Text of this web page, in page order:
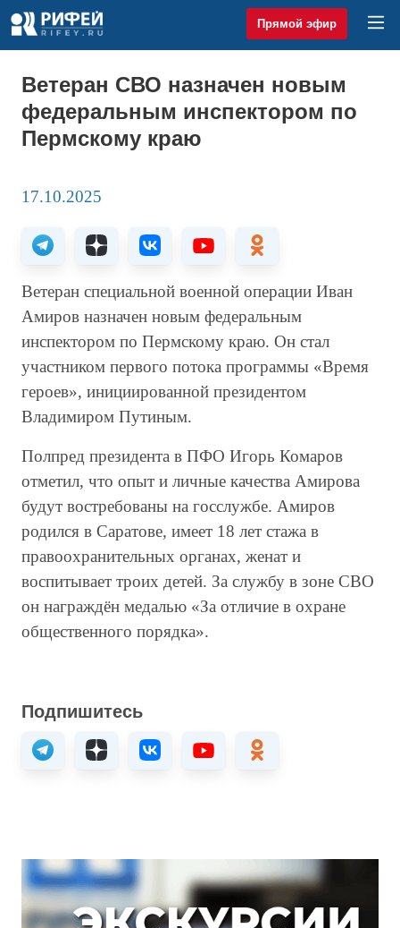
Прямой эфир
Ветеран СВО назначен новым
федеральным инспектором по
Пермскому краю
17.10.2025
Ветеран специальной военной операции Иван
Амиров назначен новым федеральным
инспектором по Пермскому краю. Он стал
участником первого потока программы «Время
героев», инициированной президентом
Владимиром Путиным.
Полпред президента в ПФО Игорь Комаров
отметил, что опыт и личные качества Амирова
будут востребованы на госслужбе. Амиров
родился в Саратове, имеет 18 лет стажа в
правоохранительных органах, женат и
воспитывает троих детей. За службу в зоне СВО
он награждён медалью «За отличие в охране
общественного порядка».
Подпишитесь